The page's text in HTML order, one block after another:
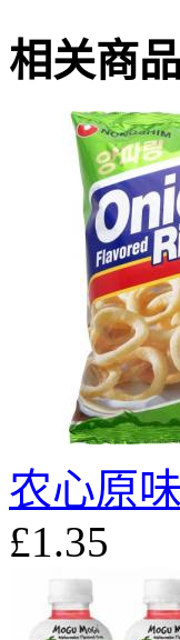
相关商品
农心原
£1.35